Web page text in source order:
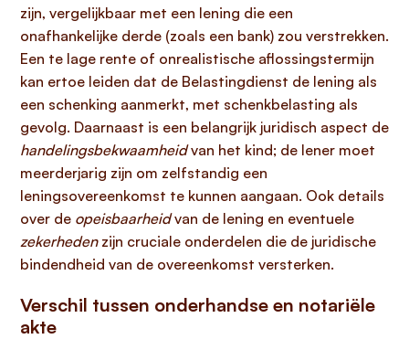
zijn, vergelijkbaar met een lening die een
onafhankelijke derde (zoals een bank) zou verstrekken.
Een te lage rente of onrealistische aflossingstermijn
kan ertoe leiden dat de Belastingdienst de lening als
een schenking aanmerkt, met schenkbelasting als
gevolg. Daarnaast is een belangrijk juridisch aspect de
handelingsbekwaamheidvan het kind; de lener moet
meerderjarig zijn om zelfstandig een
leningsovereenkomst te kunnen aangaan. Ook details
over de opeisbaarheidvan de lening en eventuele
zekerhedenzijn cruciale onderdelen die de juridische
bindendheid van de overeenkomst versterken.
Verschil tussen onderhandse en notariële
akte